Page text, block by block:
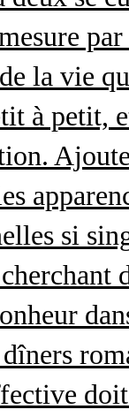
la vie
à petit,
si